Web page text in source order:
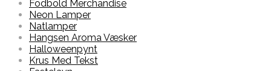
Fodbold Merchandise
Neon Lamper
Natlamper
Hangsen Aroma Væsker
Halloweenpynt
Krus Med Tekst